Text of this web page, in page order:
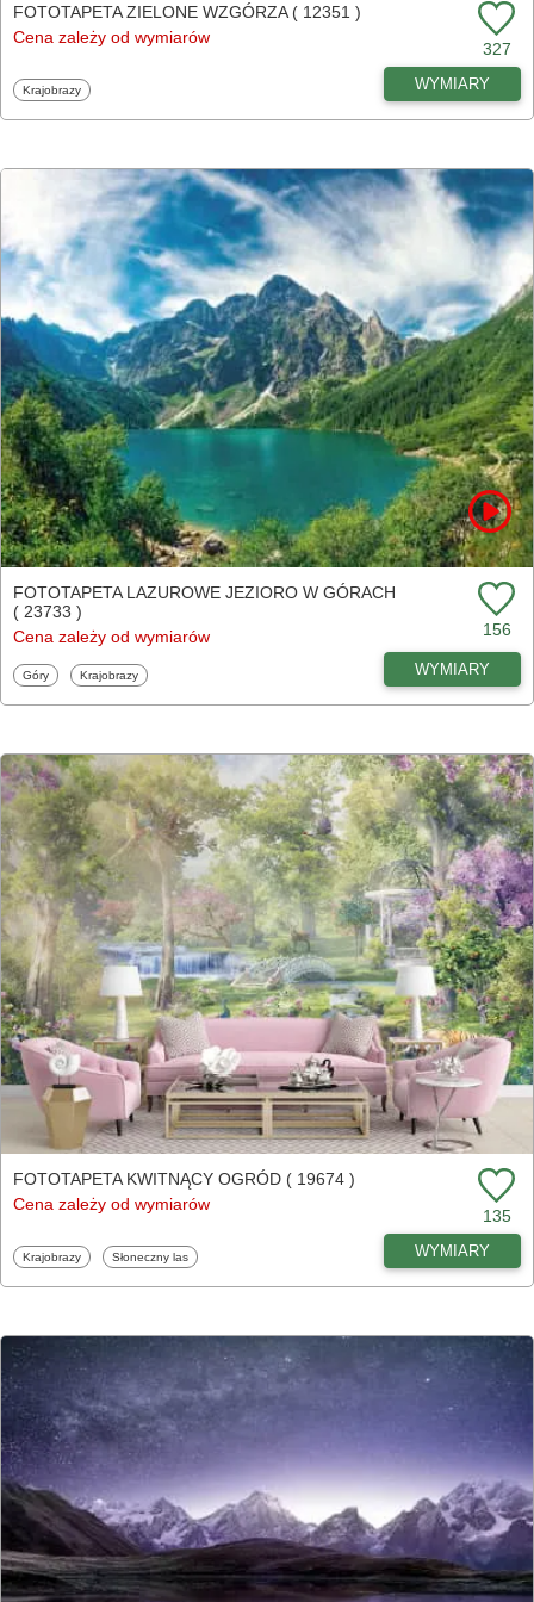
FOTOTAPETA ZIELONE WZGÓRZA ( 12351 )
Cena zależy od wymiarów
327
Fototapety
Krajobrazy WYMIARY
FOTOTAPETA LAZUROWE JEZIORO W GÓRACH
( 23733 )
Cena zależy od wymiarów
156
Fototapety
Góry Fototapety
Krajobrazy WYMIARY
FOTOTAPETA KWITNĄCY OGRÓD ( 19674 )
Cena zależy od wymiarów
135
Fototapety
Krajobrazy Fototapety
Słoneczny las WYMIARY